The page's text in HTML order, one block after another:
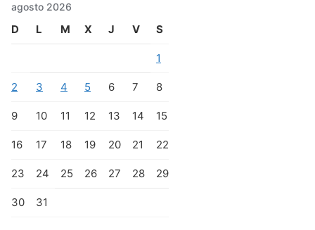
agosto 2026
D L M X J V S
1
2 3 4 5 6 7 8
9 10 11 12 13 14 15
16 17 18 19 20 21 22
23 24 25 26 27 28 29
30 31